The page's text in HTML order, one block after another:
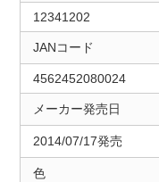
12341202
JANコード
4562452080024
メーカー発売日
2014/07/17発売
色